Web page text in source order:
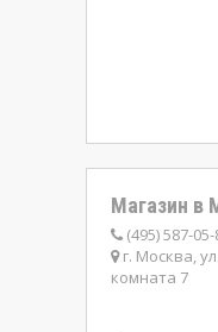
Магазин в
(495) 587-
г. Москва,
комната 7